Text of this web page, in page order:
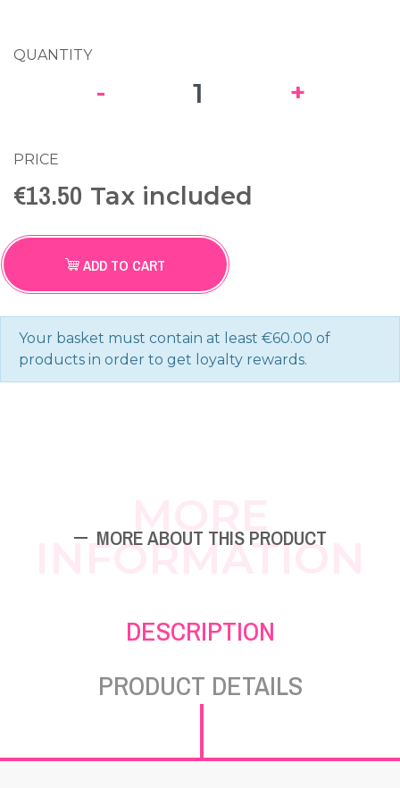
QUANTITY
- +
PRICE
€13.50 Tax included
ADD TO CART
Your basket must contain at least €60.00 of
products in order to get loyalty rewards.
MORE ABOUT THIS PRODUCT
INFORMATION
DESCRIPTION
PRODUCT DETAILS